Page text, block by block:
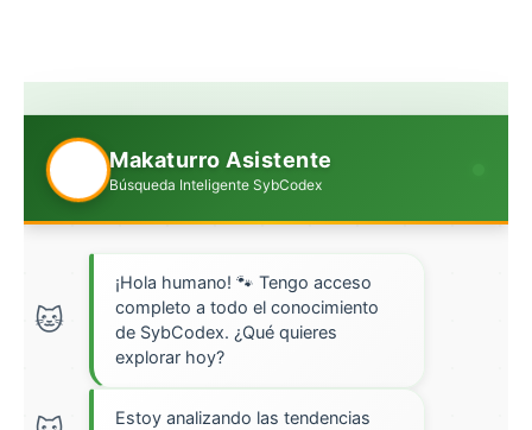
Makaturro Asistente
Búsqueda Inteligente SybCodex
¡Hola humano! 🐾 Tengo acceso
completo a todo el conocimiento
de SybCodex. ¿Qué quieres
explorar hoy?
Estoy analizando las tendencias